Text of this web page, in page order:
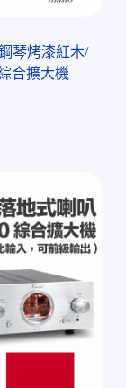
琴烤漆紅木/
合擴大機